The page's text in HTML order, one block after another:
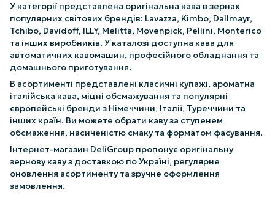
У категорії представлена оригінальна кава в зернах
популярних світових брендів: Lavazza, Kimbo, Dallmayr,
Tchibo, Davidoff, ILLY, Melitta, Movenpick, Pellini, Monterico
та інших виробників. У каталозі доступна кава для
автоматичних кавомашин, професійного обладнання та
домашнього приготування.
В асортименті представлені класичні купажі, ароматна
італійська кава, міцні обсмажування та популярні
європейські бренди з Німеччини, Італії, Туреччини та
інших країн. Ви можете обрати каву за ступенем
обсмаження, насиченістю смаку та форматом фасування.
Інтернет-магазин DeliGroup пропонує оригінальну
зернову каву з доставкою по Україні, регулярне
оновлення асортименту та зручне оформлення
замовлення.